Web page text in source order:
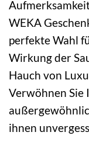
WEKA
perfekte Wahl
Wirkung der
Hauch von
Verwöhnen Sie
ihnen